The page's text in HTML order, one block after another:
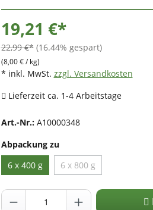
19,21 €*
22,99 €* (16.44% gespart)
(8,00 € / kg)
* inkl. MwSt. zzgl. Versandkosten
Lieferzeit ca. 1-4 Arbeitstage
Art.-Nr.: A10000348
Abpackung zu
6 x 400 g
6 x 800 g